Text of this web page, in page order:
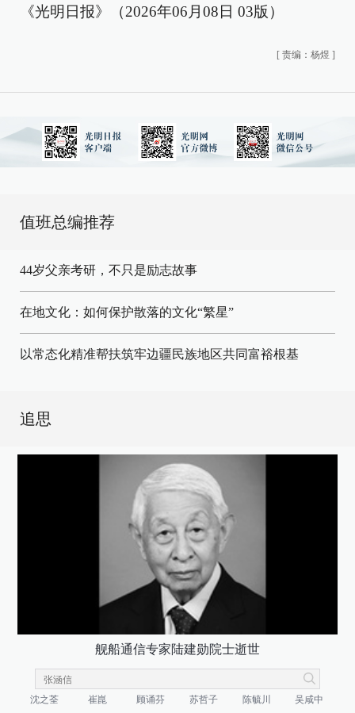
《光明日报》（2026年06月08日 03版）
[ 责编：杨煜 ]
值班总编推荐
44岁父亲考研，不只是励志故事
在地文化：如何保护散落的文化“繁星”
以常态化精准帮扶筑牢边疆民族地区共同富裕根基
追思
舰船通信专家陆建勋院士逝世
沈之荃 崔崑 顾诵芬 苏哲子 陈毓川
吴咸中